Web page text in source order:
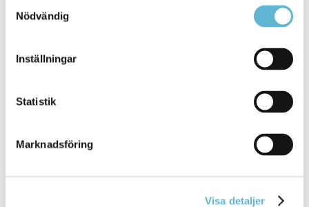
Nödvändig
Inställningar
Statistik
Marknadsföring
Visa detaljer
Ansök om parkeringstillstånd för rörelsehindrade.
Agnes Nemeth